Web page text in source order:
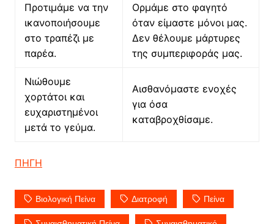
Προτιμάμε να την
ικανοποιήσουμε
στο τραπέζι με
παρέα.
Ορμάμε στο φαγητό
όταν είμαστε μόνοι μας.
Δεν θέλουμε μάρτυρες
της συμπεριφοράς μας.
Νιώθουμε
χορτάτοι και
ευχαριστημένοι
μετά το γεύμα.
Αισθανόμαστε ενοχές
για όσα
καταβροχθίσαμε.
ΠΗΓΗ
Βιολογική Πείνα Διατροφή Πείνα